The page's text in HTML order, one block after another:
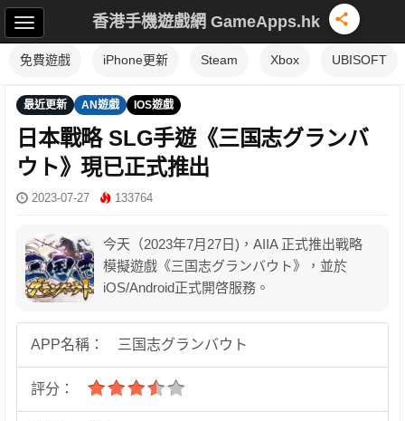
香港手機遊戲網 GameApps.hk
免費遊戲 iPhone更新 Steam Xbox UBISOFT
最近更新 AN遊戲 IOS遊戲
日本戰略 SLG手遊《三国志グランバ
ウト》現已正式推出
2023-07-27 133764
今天（2023年7月27日)，AIIA 正式推出戰略
模擬遊戲《三国志グランバウト》，並於
iOS/Android正式開啓服務。
APP名稱： 三国志グランバウト
評分：